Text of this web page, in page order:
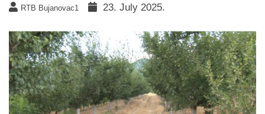
RTB Bujanovac1 23. July 2025.